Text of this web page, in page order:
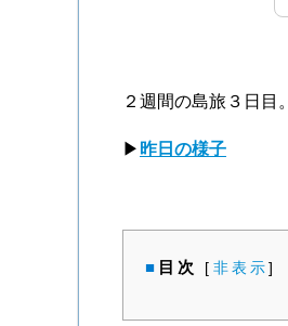
２週間の島旅３日目。
▶ 昨日の様子
目次 [ 非表示 ]